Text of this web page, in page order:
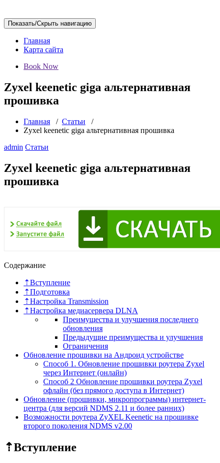
Показать/Скрыть навигацию
Главная
Карта сайта
Book Now
Zyxel keenetic giga альтернативная
прошивка
Главная / Статьи /
Zyxel keenetic giga альтернативная прошивка
admin Статьи
Zyxel keenetic giga альтернативная
прошивка
Содержание
⇡Вступление
⇡Подготовка
⇡Настройка Transmission
⇡Настройка медиасервера DLNA
Преимущества и улучшения последнего
обновления
Предыдущие преимущества и улучшения
Ограничения
Обновление прошивки на Андроид устройстве
Способ 1. Обновление прошивки роутера Zyxel
через Интернет (онлайн)
Способ 2 Обновление прошивки роутера Zyxel
офлайн (без прямого доступа в Интернет)
Обновление (прошивки, микропрограммы) интернет-
центра (для версий NDMS 2.11 и более ранних)
Возможности роутера ZyXEL Keenetic на прошивке
второго поколения NDMS v2.00
⇡Вступление